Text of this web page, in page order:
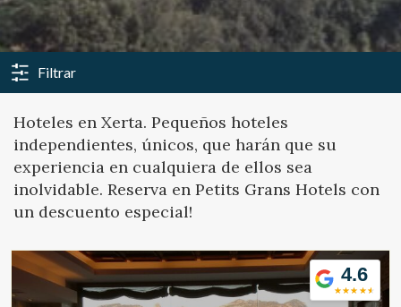
Cheques Regalo Descubre Catalunya
vpn_key Iniciar sesión person Crear cuenta
Filtrar
Hoteles en Xerta. Pequeños hoteles
independientes, únicos, que harán que su
experiencia en cualquiera de ellos sea
inolvidable. Reserva en Petits Grans Hotels con
un descuento especial!
4.6